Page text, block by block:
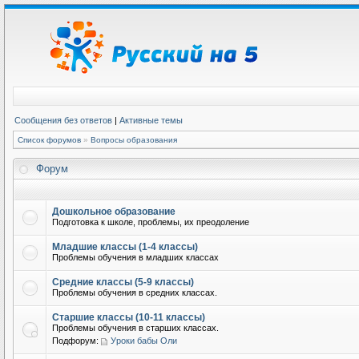
Сообщения без ответов | Активные темы
Список форумов » Вопросы образования
Форум
Дошкольное образование
Подготовка к школе, проблемы, их преодоление
Младшие классы (1-4 классы)
Проблемы обучения в младших классах
Средние классы (5-9 классы)
Проблемы обучения в средних классах.
Старшие классы (10-11 классы)
Проблемы обучения в старших классах.
Подфорум:
Уроки бабы Оли